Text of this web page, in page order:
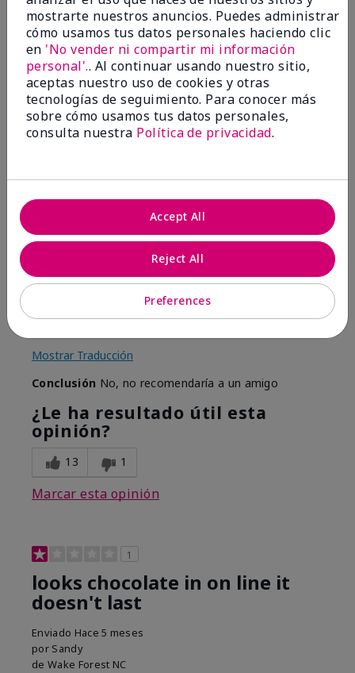
Marcar esta opinión
2
Color Faded Fast
deBaltimore, md
Comentarios sobre Mary Kay Unlimited® Lip
When first applied I loved the color and the gloss
finish. Unfortunately that didn't last very long. Had to
Mostrar Traducción
Conclusión No, no recomendaría a un amigo
¿Le ha resultado útil esta
opinión?
13 1
Marcar esta opinión
1
looks chocolate in on line it
doesn't last
Enviado Hace 5 meses
por Sandy
de Wake Forest NC
mostrarte nuestros anuncios. Puedes administrar
cómo usamos tus datos personales haciendo clic
en 'No vender ni compartir mi información
personal'.. Al continuar usando nuestro sitio,
aceptas nuestro uso de cookies y otras
tecnologías de seguimiento. Para conocer más
sobre cómo usamos tus datos personales,
consulta nuestra Política de privacidad.
Preferences
Reject All
Accept All